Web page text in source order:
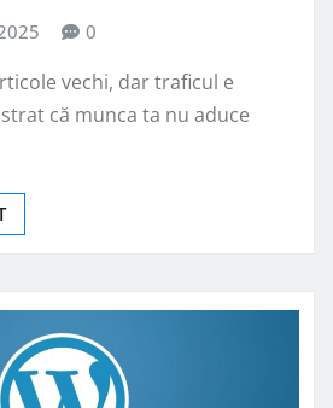
0
vechi, dar traficul e
că munca ta nu aduce